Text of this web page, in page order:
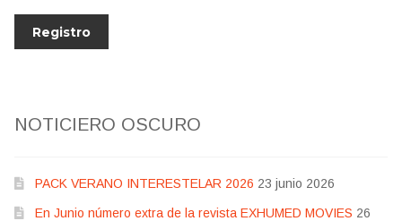
NOTICIERO OSCURO
PACK VERANO INTERESTELAR 2026 23 junio 2026
En Junio número extra de la revista EXHUMED MOVIES 26